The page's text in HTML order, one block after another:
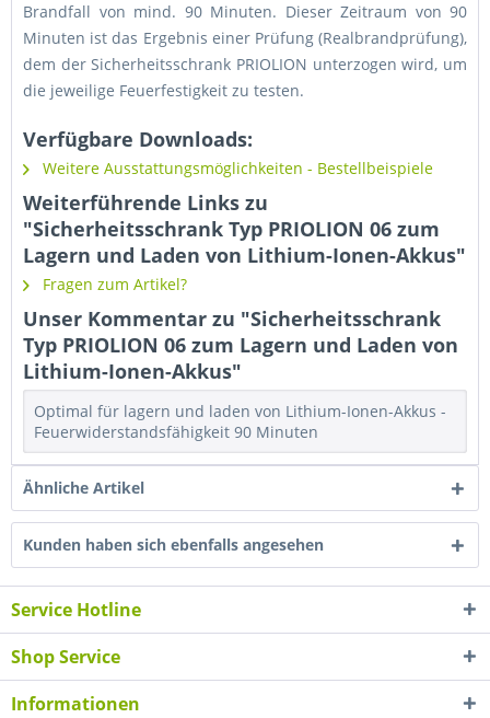
Brandfall von mind. 90 Minuten. Dieser Zeitraum von 90
Minuten ist das Ergebnis einer Prüfung (Realbrandprüfung),
dem der Sicherheitsschrank PRIOLION unterzogen wird, um
die jeweilige Feuerfestigkeit zu testen.
Verfügbare Downloads:
Weitere Ausstattungsmöglichkeiten - Bestellbeispiele
Weiterführende Links zu
"Sicherheitsschrank Typ PRIOLION 06 zum
Lagern und Laden von Lithium-Ionen-Akkus"
Fragen zum Artikel?
Unser Kommentar zu "Sicherheitsschrank
Typ PRIOLION 06 zum Lagern und Laden von
Lithium-Ionen-Akkus"
Optimal für lagern und laden von Lithium-Ionen-Akkus -
Feuerwiderstandsfähigkeit 90 Minuten
Ähnliche Artikel
Kunden haben sich ebenfalls angesehen
Service Hotline
Shop Service
Informationen